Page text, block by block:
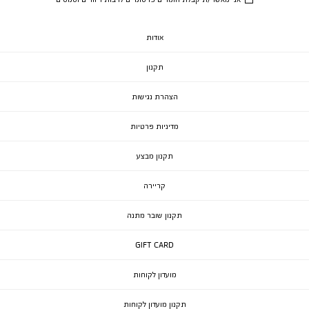
אודות
תקנון
הצהרת נגישות
מדיניות פרטיות
תקנון מבצע
קריירה
תקנון שובר מתנה
GIFT CARD
מועדון לקוחות
תקנון מועדון לקוחות